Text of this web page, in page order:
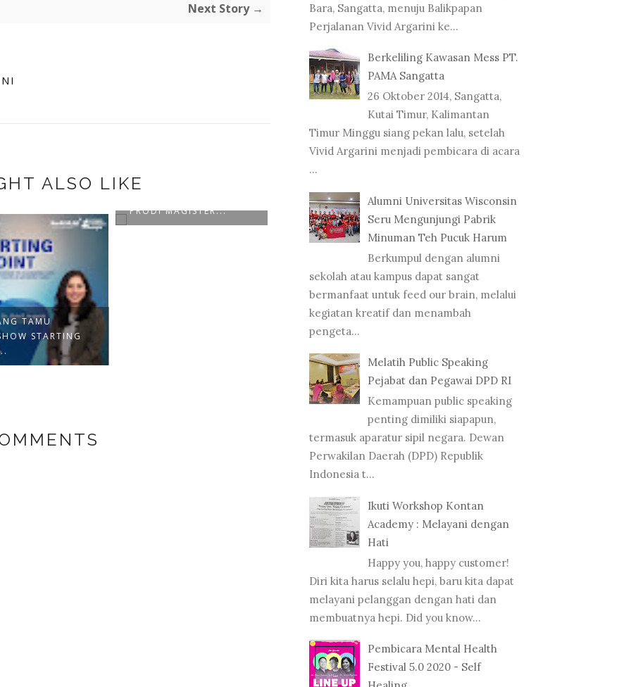
Next Story →
ALSO LIKE
TAMU
STARTING
PRODI MAGISTER...
MENYERAHKAN BUKU
"HIDUP UNTUK SALIN...
Bara, Sangatta, menuju Balikpapan
Perjalanan Vivid Argarini ke...
Berkeliling Kawasan Mess PT.
PAMA Sangatta
26 Oktober 2014, Sangatta,
Kutai Timur, Kalimantan
Timur Minggu siang pekan lalu, setelah
Vivid Argarini menjadi pembicara di acara
...
Alumni Universitas Wisconsin
Seru Mengunjungi Pabrik
Minuman Teh Pucuk Harum
Berkumpul dengan alumni
sekolah atau kampus dapat sangat
bermanfaat untuk feed our brain, melalui
kegiatan kreatif dan menambah
pengeta...
Melatih Public Speaking
Pejabat dan Pegawai DPD RI
Kemampuan public speaking
penting dimiliki siapapun,
termasuk aparatur sipil negara. Dewan
Perwakilan Daerah (DPD) Republik
Indonesia t...
Ikuti Workshop Kontan
Academy : Melayani dengan
Hati
Happy you, happy customer!
Diri kita harus selalu hepi, baru kita dapat
melayani pelanggan dengan hati dan
membuatnya hepi. Did you know...
Pembicara Mental Health
Festival 5.0 2020 - Self